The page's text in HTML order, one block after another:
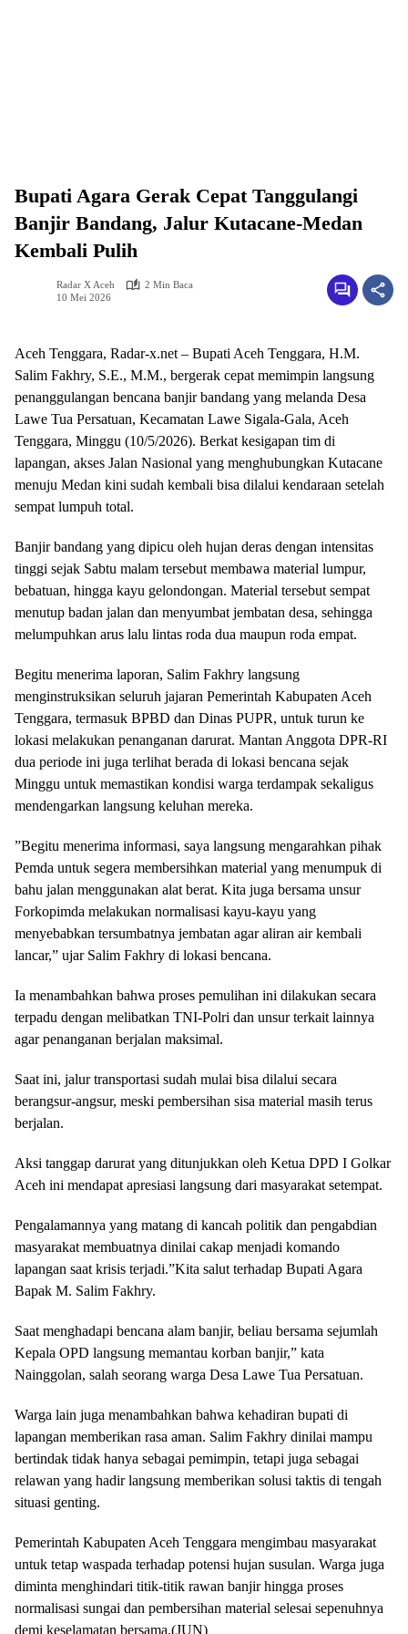
Bupati Agara Gerak Cepat Tanggulangi
Banjir Bandang, Jalur Kutacane-Medan
Kembali Pulih
Radar X Aceh
2 Min Baca
10 Mei 2026
‎Aceh Tenggara, Radar-x.net – Bupati Aceh Tenggara, H.M.
Salim Fakhry, S.E., M.M., bergerak cepat memimpin langsung
penanggulangan bencana banjir bandang yang melanda Desa
Lawe Tua Persatuan, Kecamatan Lawe Sigala-Gala, Aceh
Tenggara, Minggu (10/5/2026). Berkat kesigapan tim di
lapangan, akses Jalan Nasional yang menghubungkan Kutacane
menuju Medan kini sudah kembali bisa dilalui kendaraan setelah
sempat lumpuh total.
‎Banjir bandang yang dipicu oleh hujan deras dengan intensitas
tinggi sejak Sabtu malam tersebut membawa material lumpur,
bebatuan, hingga kayu gelondongan. Material tersebut sempat
menutup badan jalan dan menyumbat jembatan desa, sehingga
melumpuhkan arus lalu lintas roda dua maupun roda empat.
‎Begitu menerima laporan, Salim Fakhry langsung
menginstruksikan seluruh jajaran Pemerintah Kabupaten Aceh
Tenggara, termasuk BPBD dan Dinas PUPR, untuk turun ke
lokasi melakukan penanganan darurat. Mantan Anggota DPR-RI
dua periode ini juga terlihat berada di lokasi bencana sejak
Minggu untuk memastikan kondisi warga terdampak sekaligus
mendengarkan langsung keluhan mereka.
‎”Begitu menerima informasi, saya langsung mengarahkan pihak
Pemda untuk segera membersihkan material yang menumpuk di
bahu jalan menggunakan alat berat. Kita juga bersama unsur
Forkopimda melakukan normalisasi kayu-kayu yang
menyebabkan tersumbatnya jembatan agar aliran air kembali
lancar,” ujar Salim Fakhry di lokasi bencana.
‎Ia menambahkan bahwa proses pemulihan ini dilakukan secara
terpadu dengan melibatkan TNI-Polri dan unsur terkait lainnya
agar penanganan berjalan maksimal.
‎Saat ini, jalur transportasi sudah mulai bisa dilalui secara
berangsur-angsur, meski pembersihan sisa material masih terus
berjalan.
‎Aksi tanggap darurat yang ditunjukkan oleh Ketua DPD I Golkar
Aceh ini mendapat apresiasi langsung dari masyarakat setempat.
‎Pengalamannya yang matang di kancah politik dan pengabdian
masyarakat membuatnya dinilai cakap menjadi komando
lapangan saat krisis terjadi.”Kita salut terhadap Bupati Agara
Bapak M. Salim Fakhry.
‎Saat menghadapi bencana alam banjir, beliau bersama sejumlah
Kepala OPD langsung memantau korban banjir,” kata
Nainggolan, salah seorang warga Desa Lawe Tua Persatuan.
‎Warga lain juga menambahkan bahwa kehadiran bupati di
lapangan memberikan rasa aman. Salim Fakhry dinilai mampu
bertindak tidak hanya sebagai pemimpin, tetapi juga sebagai
relawan yang hadir langsung memberikan solusi taktis di tengah
situasi genting.
‎Pemerintah Kabupaten Aceh Tenggara mengimbau masyarakat
untuk tetap waspada terhadap potensi hujan susulan. Warga juga
diminta menghindari titik-titik rawan banjir hingga proses
normalisasi sungai dan pembersihan material selesai sepenuhnya
demi keselamatan bersama.(JUN)